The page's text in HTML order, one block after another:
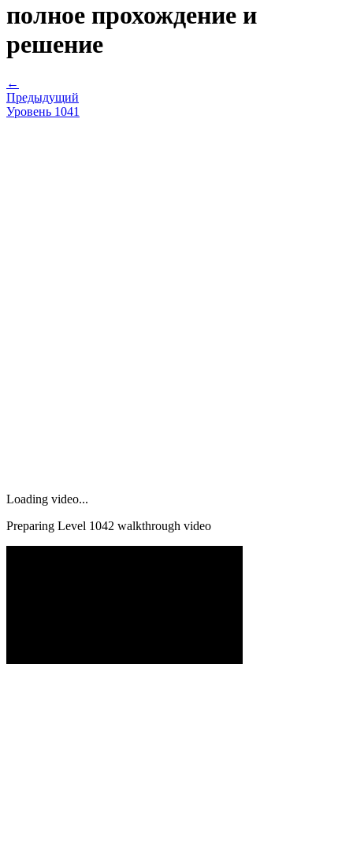
полное прохождение и
решение
←
Предыдущий
Уровень 1041
Loading video...
Preparing Level 1042 walkthrough video